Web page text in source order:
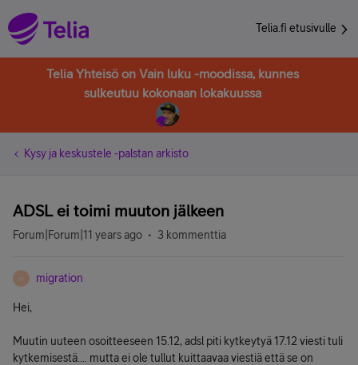
Telia.fi etusivulle
Telia Yhteisö on Vain luku -moodissa, kunnes
sulkeutuu kokonaan lokakuussa
Kysy ja keskustele -palstan arkisto
ADSL ei toimi muuton jälkeen
Forum|Forum|11 years ago 3 kommenttia
M migration
Hei,
Muutin uuteen osoitteeseen 15.12, adsl piti kytkeytyä 17.12 viesti tuli
kytkemisestä.... mutta ei ole tullut kuittaavaa viestiä että se on